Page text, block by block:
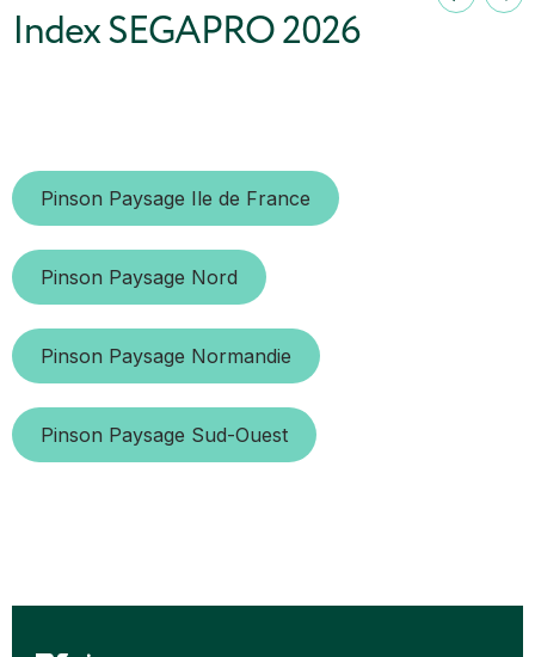
Index SEGAPRO 2026
Pinson Paysage Nord
Pinson Paysage Normandie
Pinson Paysage Sud-Ouest
Pinson Paysage Ile de France